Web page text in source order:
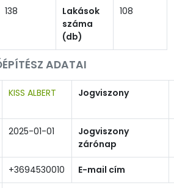
138
Lakások
száma
(db)
108
ADATAI
KISS ALBERT Jogviszony
2025-01-01
Jogviszony
zárónap
+3694530010 E-mail cím